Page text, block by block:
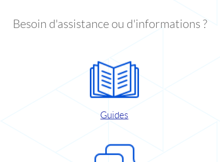
Besoin d'assistance ou d'informations ?
Guides